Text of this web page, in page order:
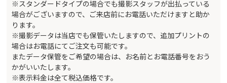
※スタンダードタイプの場合でも撮影スタッフが出払っている
場合がございますので、ご来店前にお電話いただけますと助か
ります。
※撮影データは当店でも保管いたしますので、追加プリントの
場合はお電話にてご注文も可能です。
またデータ保管をご希望の場合は、お名前とお電話番号をおう
かがいいたします。
※表示料金は全て税込価格です。